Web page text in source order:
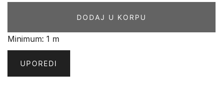
7
količina
DODAJ U KORPU
Minimum: 1 m
UPOREDI